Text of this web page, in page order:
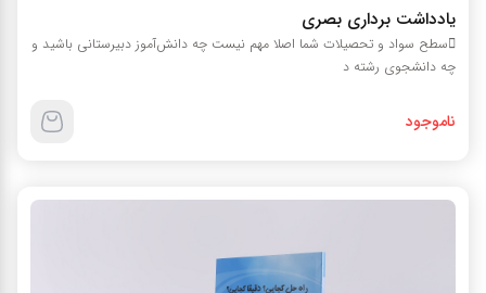
یادداشت برداری بصری
سطح سواد و تحصیلات شما اصلا مهم نیست چه دانش‌آموز دبیرستانی باشید و
چه دانشجوی رشته د
ناموجود